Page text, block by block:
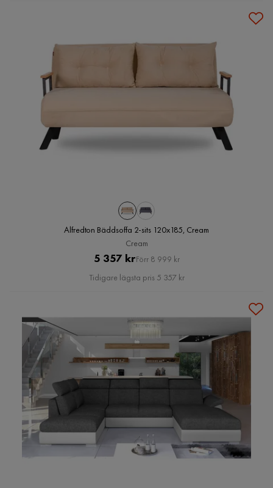
Alfredton Bäddsoffa 2-sits 120x185, Cream
Cream
Pris
5 357 krOriginal
Pris
Förr 8 999 kr
Tidigare lägsta pris 5 357 kr